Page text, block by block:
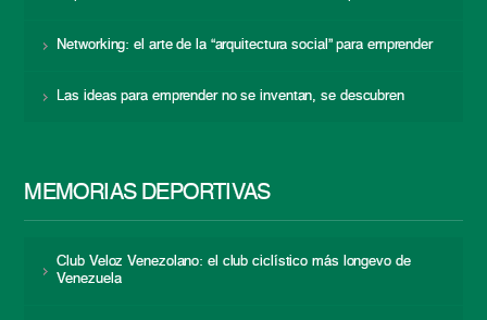
Networking: el arte de la “arquitectura social” para emprender
Las ideas para emprender no se inventan, se descubren
MEMORIAS DEPORTIVAS
Club Veloz Venezolano: el club ciclístico más longevo de
Venezuela